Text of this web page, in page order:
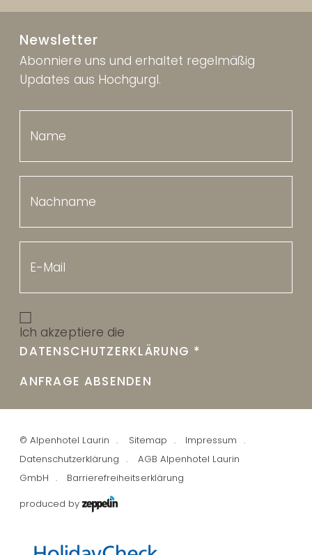
Newsletter
Abonniere uns und erhaltet regelmäßig
Updates aus Hochgurgl.
Ich akzeptiere die
DATENSCHUTZERKLÄRUNG *
ANFRAGE ABSENDEN
©Alpenhotel Laurin Sitemap
Impressum
Datenschutzerklärung
AGB Alpenhotel Laurin
GmbH
Barrierefreiheitserklärung
produced by